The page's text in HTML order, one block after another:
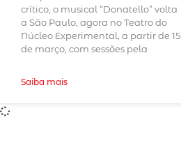
crítico, o musical “Donatello” volta
a São Paulo, agora no Teatro do
Núcleo Experimental, a partir de 15
de março, com sessões pela
Saiba mais